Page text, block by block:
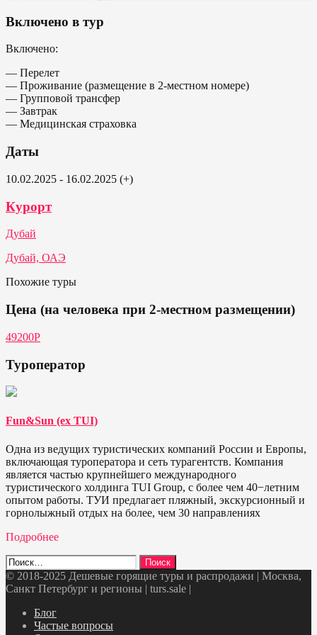
Включено в тур
Включено:
— Перелет
— Проживание (размещение в 2-местном номере)
— Групповой трансфер
— Завтрак
— Медицинская страховка
Даты
10.02.2025 - 16.02.2025 (+)
Курорт
Дубай
Дубай, ОАЭ
Похожие туры
Цена (на человека при 2-местном размещении)
49200Р
Туроператор
Fun&Sun (ex TUI)
Одна из ведущих туристических компаний России и Европы,
включающая туроператора и сеть турагентств. Компания
является частью крупнейшего международного
туристического холдинга TUI Group, с более чем 40−летним
опытом работы. ТУИ предлагает пляжный, экскурсионный и
горнолыжный отдых на более, чем 30 направлениях
Подробнее
Найти:
© 2018-2025 Дешевые горящие туры и распродажи | Москва,
Санкт Петербург и регионы | turs.sale |
Блог
Частые вопросы